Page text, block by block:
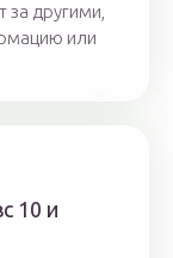
другими,
или
10 и